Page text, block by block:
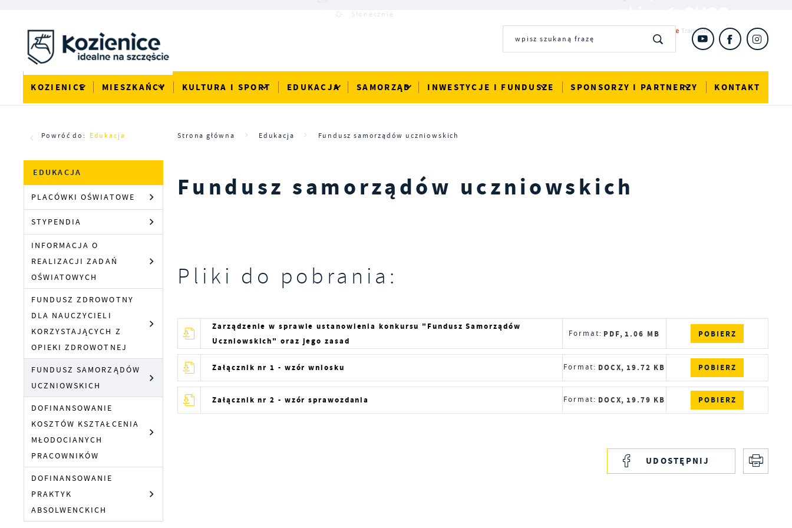
Słonecznie
KOZIENICE MIESZKAŃCY KULTURA I SPORT EDUKACJA SAMORZĄD INWESTYCJE I FUNDUSZE SPONSORZY I PARTNERZY KONTAKT
Powróć do: Edukacja Strona główna Edukacja Fundusz samorządów uczniowskich
EDUKACJA
PLACÓWKI OŚWIATOWE
STYPENDIA
INFORMACJA O
REALIZACJI ZADAŃ
OŚWIATOWYCH
FUNDUSZ ZDROWOTNY
DLA NAUCZYCIELI
KORZYSTAJĄCYCH Z
OPIEKI ZDROWOTNEJ
FUNDUSZ SAMORZĄDÓW
UCZNIOWSKICH
DOFINANSOWANIE
KOSZTÓW KSZTAŁCENIA
MŁODOCIANYCH
PRACOWNIKÓW
DOFINANSOWANIE
PRAKTYK
ABSOLWENCKICH
Fundusz samorządów uczniowskich
Pliki do pobrania:
Zarządzenie w sprawie ustanowienia konkursu "Fundusz Samorządów
Uczniowskich" oraz jego zasad
Format: PDF, 1.06 MB POBIERZ
Załącznik nr 1 - wzór wniosku Format: DOCX, 19.72 KB POBIERZ
Załącznik nr 2 - wzór sprawozdania Format: DOCX, 19.79 KB POBIERZ
UDOSTĘPNIJ
Ustawienia